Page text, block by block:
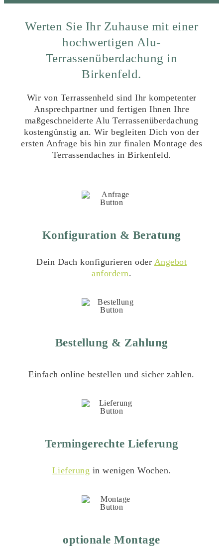
Werten Sie Ihr Zuhause mit einer
hochwertigen Alu-
Terrassenüberdachung in
Birkenfeld.
Wir von Terrassenheld sind Ihr kompetenter
Ansprechpartner und fertigen Ihnen Ihre
maßgeschneiderte Alu Terrassenüberdachung
kostengünstig an. Wir begleiten Dich von der
ersten Anfrage bis hin zur finalen Montage des
Terrassendaches in Birkenfeld.
Konfiguration & Beratung
Dein Dach konfigurieren oder Angebot
anfordern.
Bestellung & Zahlung
Einfach online bestellen und sicher zahlen.
Termingerechte Lieferung
Lieferung in wenigen Wochen.
optionale Montage